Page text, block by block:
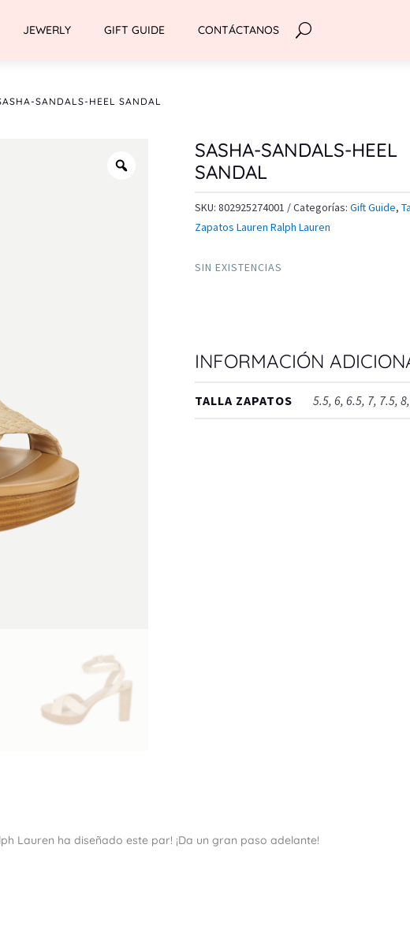
JEWERLY GIFT GUIDE CONTÁCTANOS
SANDALS-HEEL SANDAL
SASHA-SANDALS-HEEL
SANDAL
SKU: 802925274001 Categorías: Gift Guide,
Zapatos Lauren Ralph Lauren
SIN EXISTENCIAS
INFORMACIÓN
TALLA ZAPATOS 5.5, 6, 6.5, 7, 7.5,
Lauren ha diseñado este par! ¡Da un gran paso adelante!